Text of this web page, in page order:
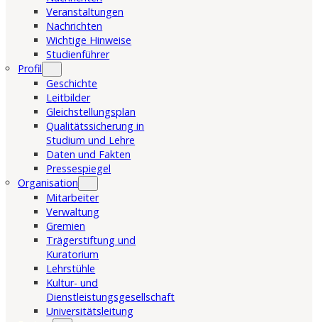
Veranstaltungen
Nachrichten
Wichtige Hinweise
Studienführer
Profil
Geschichte
Leitbilder
Gleichstellungsplan
Qualitätssicherung in
Studium und Lehre
Daten und Fakten
Pressespiegel
Organisation
Mitarbeiter
Verwaltung
Gremien
Trägerstiftung und
Kuratorium
Lehrstühle
Kultur- und
Dienstleistungsgesellschaft
Universitätsleitung